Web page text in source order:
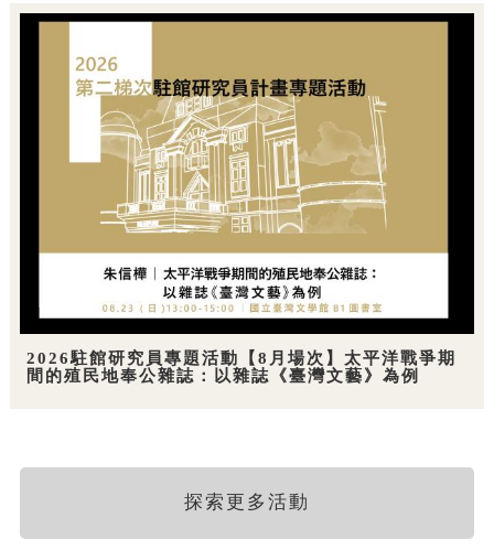
2026駐館研究員專題活動【8月場次】太平洋戰爭期
間的殖民地奉公雜誌：以雜誌《臺灣文藝》為例
探索更多活動